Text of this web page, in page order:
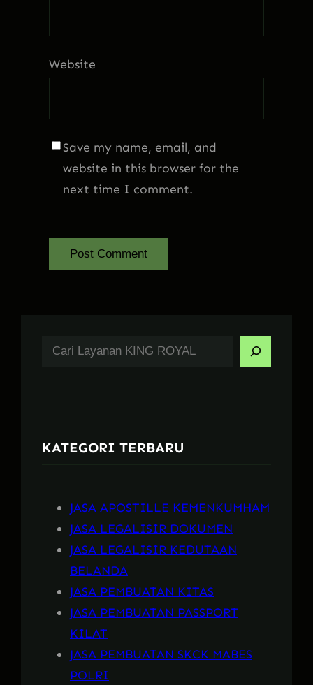
Website
Save my name, email, and
website in this browser for the
next time I comment.
h
KATEGORI TERBARU
JASA APOSTILLE KEMENKUMHAM
JASA LEGALISIR DOKUMEN
JASA LEGALISIR KEDUTAAN
BELANDA
JASA PEMBUATAN KITAS
JASA PEMBUATAN PASSPORT
KILAT
JASA PEMBUATAN SKCK MABES
POLRI